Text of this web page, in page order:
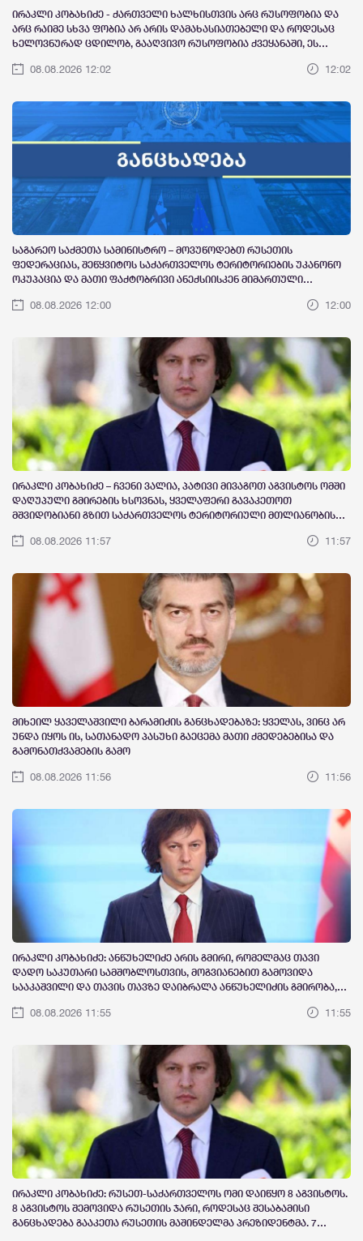
ირაკლი კობახიძე - ქართველი ხალხისთვის არც რუსოფობია და
არც რაიმე სხვა ფობია არ არის დამახასიათებელი და როდესაც
ხელოვნურად ცდილობ, გააღვივო რუსოფობია ქვეყანაში, ეს
08.08.2026 12:02 12:02
საგარეო საქმეთა სამინისტრო – მოვუწოდებთ რუსეთის
ფედერაციას, შეწყვიტოს საქართველოს ტერიტორიების უკანონო
ოკუპაცია და მათი ფაქტობრივი ანექსიისკენ მიმართული
08.08.2026 12:00 12:00
ირაკლი კობახიძე – ჩვენი ვალია, პატივი მივაგოთ აგვისტოს ომში
დაღუპული გმირების ხსოვნას, ყველაფერი გავაკეთოთ
მშვიდობიანი გზით საქართველოს ტერიტორიული მთლიანობის
08.08.2026 11:57 11:57
მიხეილ ყაველაშვილი ბარამიძის განცხადებაზე: ყველას, ვინც არ
უნდა იყოს ის, სათანადო პასუხი გაეცემა მათი ქმედებებისა და
გამონათქვამების გამო
08.08.2026 11:56 11:56
ირაკლი კობახიძე: ანწუხელიძე არის გმირი, რომელმაც თავი
დადო საკუთარი სამშობლოსთვის, მოგვიანებით გამოვიდა
სააკაშვილი და თავის თავზე დაიბრალა ანწუხელიძის გმირობა,
შეგინებას თუ რაღაც ამგვარს სთხოვდნენ მას
08.08.2026 11:55 11:55
ირაკლი კობახიძე: რუსეთ-საქართველოს ომი დაიწყო 8 აგვისტოს.
8 აგვისტოს შემოვიდა რუსეთის ჯარი, როდესაც შესაბამისი
განცხადება გააკეთა რუსეთის მაშინდელმა პრეზიდენტმა. 7